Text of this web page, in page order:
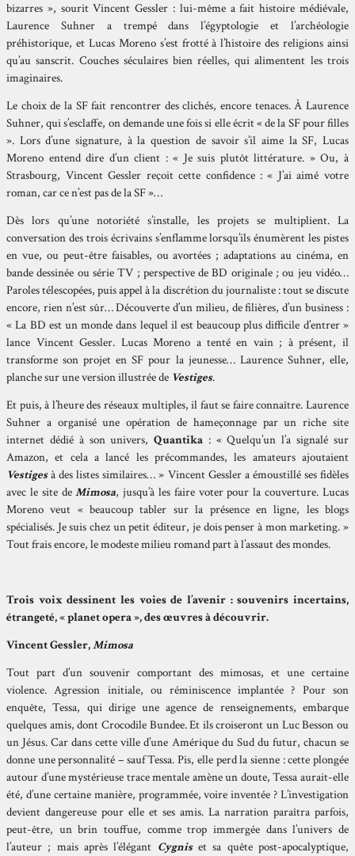
bizarres », sourit Vincent Gessler : lui-même a fait histoire médiévale,
Laurence Suhner a trempé dans l’égyptologie et l’archéologie
préhistorique, et Lucas Moreno s’est frotté à l’histoire des religions ainsi
qu’au sanscrit. Couches séculaires bien réelles, qui alimentent les trois
imaginaires.
Le choix de la SF fait rencontrer des clichés, encore tenaces. À Laurence
Suhner, qui s’esclaffe, on demande une fois si elle écrit « de la SF pour filles
». Lors d’une signature, à la question de savoir s’il aime la SF, Lucas
Moreno entend dire d’un client : « Je suis plutôt littérature. » Ou, à
Strasbourg, Vincent Gessler reçoit cette confidence : « J’ai aimé votre
roman, car ce n’est pas de la SF »…
Dès lors qu’une notoriété s’installe, les projets se multiplient. La
conversation des trois écrivains s’enflamme lorsqu’ils énumèrent les pistes
en vue, ou peut-être faisables, ou avortées ; adaptations au cinéma, en
bande dessinée ou série TV ; perspective de BD originale ; ou jeu vidéo…
Paroles télescopées, puis appel à la discrétion du journaliste : tout se discute
encore, rien n’est sûr… Découverte d’un milieu, de filières, d’un business :
« La BD est un monde dans lequel il est beaucoup plus difficile d’entrer »
lance Vincent Gessler. Lucas Moreno a tenté en vain ; à présent, il
transforme son projet en SF pour la jeunesse… Laurence Suhner, elle,
planche sur une version illustrée de Vestiges.
Et puis, à l’heure des réseaux multiples, il faut se faire connaître. Laurence
Suhner a organisé une opération de hameçonnage par un riche site
internet dédié à son univers,Quantika : « Quelqu’un l’a signalé sur
Amazon, et cela a lancé les précommandes, les amateurs ajoutaient
Vestigesà des listes similaires… » Vincent Gessler a émoustillé ses fidèles
avec le site deMimosa, jusqu’à les faire voter pour la couverture. Lucas
Moreno veut « beaucoup tabler sur la présence en ligne, les blogs
spécialisés. Je suis chez un petit éditeur, je dois penser à mon marketing. »
Tout frais encore, le modeste milieu romand part à l’assaut des mondes.
Trois voix dessinent les voies de l’avenir : souvenirs incertains,
étrangeté, « planet opera », des œuvres à découvrir.
Vincent Gessler,Mimosa
Tout part d’un souvenir comportant des mimosas, et une certaine
violence. Agression initiale, ou réminiscence implantée ? Pour son
enquête, Tessa, qui dirige une agence de renseignements, embarque
quelques amis, dont Crocodile Bundee. Et ils croiseront un Luc Besson ou
un Jésus. Car dans cette ville d’une Amérique du Sud du futur, chacun se
donne une personnalité – sauf Tessa. Pis, elle perd la sienne : cette plongée
autour d’une mystérieuse trace mentale amène un doute, Tessa aurait-elle
été, d’une certaine manière, programmée, voire inventée ? L’investigation
devient dangereuse pour elle et ses amis. La narration paraîtra parfois,
peut-être, un brin touffue, comme trop immergée dans l’univers de
l’auteur ; mais après l’élégant Cygniset sa quête post-apocalyptique,